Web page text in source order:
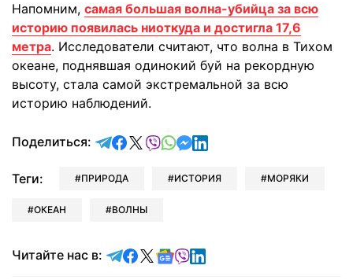
Напомним, самая большая волна-убийца за всю
историю появилась ниоткуда и достигла 17,6
метра. Исследователи считают, что волна в Тихом
океане, поднявшая одинокий буй на рекордную
высоту, стала самой экстремальной за всю
историю наблюдений.
Поделиться: отправить в Telegram
поделиться в Facebook
поделиться в X
отправить в Viber
отправить в Whatsapp
отправить в Messenger
отправить в LinkedIn
Теги: ПРИРОДА ИСТОРИЯ МОРЯКИ
ОКЕАН ВОЛНЫ
Читайте нас в: Читайте в Telegram
Читайте в Facebook
Читайте в X
Читайте в Google news
Читайте в Viber
Читайте в LinkedIn